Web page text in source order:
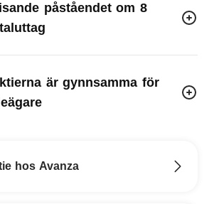
påståendet om 8
är gynnsamma för
hos Avanza